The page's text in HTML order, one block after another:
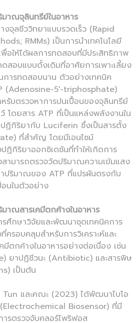
าณจุลินทรีย์ในอาหาร
ววิทยาแบบรวดเร็ว (Rapid
RMMs) เป็นการนำเทคโนโลยี
พื่อให้ได้ผลการทดสอบที่มีประสิทธิภาพ
ดสอบแบบดั้งเดิมที่อาศัยการเพาะเลี้ยง
นการทดสอบนาน ตัวอย่างเทคนิค
(Adenosine-5′-triphosphate)
รับตรวจหาการปนเปื้อนของจุลินทรีย์
ว์ โดยสาร ATP ที่เป็นแหล่งพลังงานใน
ปฏิกิริยากับ Luciferin ซึ่งเป็นสารตั้ง
ที่สำคัญ โดยมีเอนไซม์
ฏิกิริยาออกซิเดชันที่ทำให้เกิดการ
ามารถตรวจวัดปริมาณความเข้มแสง
ปริมาณของ ATP ที่แปรผันตรงกับ
นในตัวอย่าง
าณสารเคมีตกค้างในอาหาร
าวิจัยและพัฒนาชุดเทคนิคการ
ครอบคลุมสำหรับการวิเคราะห์และ
ตกค้างในอาหารอย่างต่อเนื่อง เช่น
ยาปฏิชีวนะ (Antibiotic) และสารพิษ
เป็นต้น
ละคณะ (2023) ได้พัฒนาไบโอ
(Electrochemical Biosensor) ที่มี
รตรวจจับคลอร์ไพริฟอส